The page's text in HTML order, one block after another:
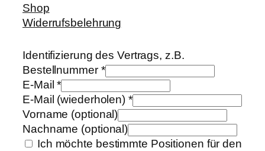
Shop
Widerrufsbelehrung
Identifizierung des Vertrags, z.B.
Bestellnummer *
E-Mail*
E-Mail (wiederholen) *
Vorname (optional)
Nachname (optional)
Ich möchte bestimmte Positionen für den